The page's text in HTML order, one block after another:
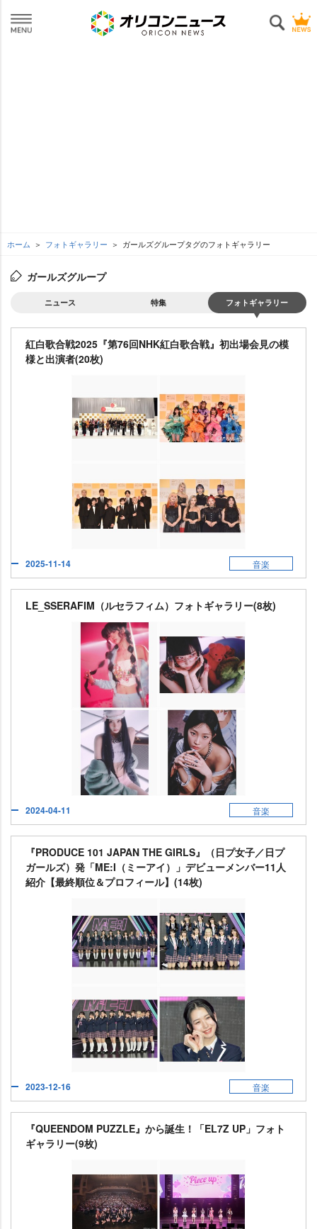
ホーム フォトギャラリー ガールズグループタグのフォトギャラリー
ガールズグループ
ニュース 特集 フォトギャラリー
紅白歌合戦2025『第76回NHK紅白歌合戦』初出場会見の模
様と出演者(20枚)
2025-11-14 音楽
LE_SSERAFIM（ルセラフィム）フォトギャラリー(8枚)
2024-04-11 音楽
『PRODUCE 101 JAPAN THE GIRLS』（日プ女子／日プ
ガールズ）発「ME:I（ミーアイ）」デビューメンバー11人
紹介【最終順位＆プロフィール】(14枚)
2023-12-16 音楽
『QUEENDOM PUZZLE』から誕生！「EL7Z UP」フォト
ギャラリー(9枚)